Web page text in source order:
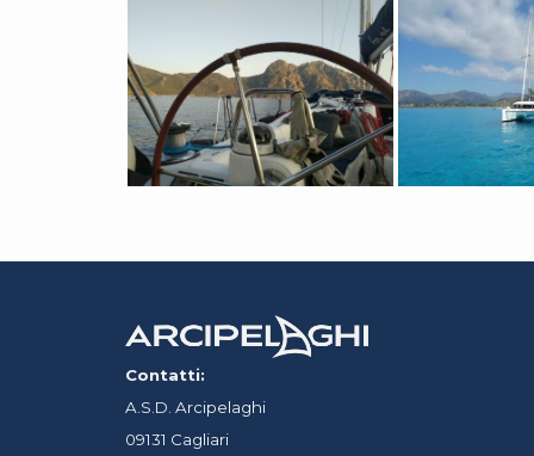
Contatti:
A.S.D. Arcipelaghi
09131 Cagliari